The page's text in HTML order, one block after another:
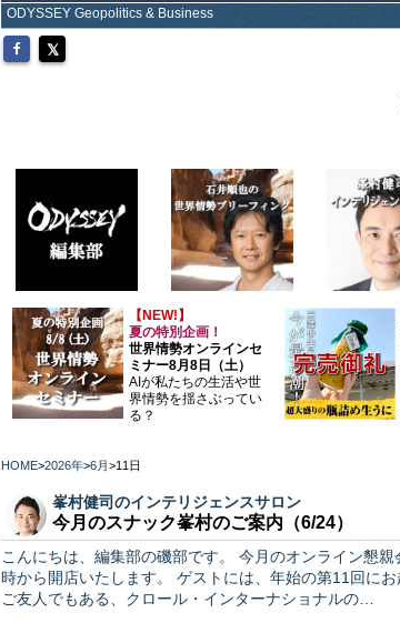
ODYSSEY Geopolitics & Business
【NEW!】
夏の特別企画！
世界情勢オンラインセ
ミナー8月8日（土）
AIが私たちの生活や世
界情勢を揺さぶってい
る？
HOME>2026年>6月>11日
峯村健司のインテリジェンスサロン
今月のスナック峯村のご案内（6/24）
こんにちは、編集部の磯部です。 今月のオンライン懇親会「スナック峯村」は、6月24日（水）の20
時から開店いたします。 ゲストには、年始の第11回にお越しいただいた、元外務省で石井順也さんの
ご友人でもある、クロール・インターナショナルの…